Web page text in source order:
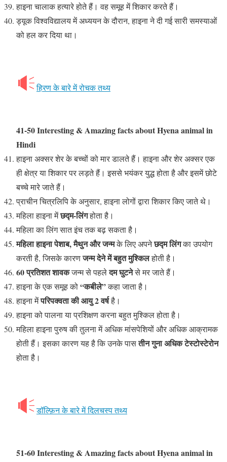
हाइना चालाक हत्यारे होते हैं। वह समूह में शिकार करते हैं।
ड्यूक विश्वविद्यालय में अध्ययन के दौरान, हाइना ने दी गई सारी समस्याओं
को हल कर दिया था।
हिरण के बारे में रोचक तथ्य
41-50 Interesting & Amazing facts about Hyena animalin
Hindi
हाइना अक्सर शेर के बच्चों को मार डालते हैं। हाइना और शेर अक्सर एक
ही क्षेत्र या शिकार पर लड़ते हैं। इससे भयंकर युद्ध होता है और इसमें छोटे
बच्चे मारे जाते हैं।
प्राचीन चित्रलिपि के अनुसार, हाइना लोगों द्वारा शिकार किए जाते थे।
महिला हाइना मेंछद्म-लिंगहोता है।
महिला का लिंग सात इंच तक बढ़ सकता है।
महिला हाइना पेशाब, मैथुन और जन्मके लिए अपनेछद्म लिंगका उपयोग
करती है, जिसके कारणजन्म देने में बहुत मुश्किलहोती है।
60 प्रतिशत शावकजन्म से पहलेदम घुटनेसे मर जाते हैं।
हाइना के एक समूह को“कबीले”कहा जाता है।
हाइना मेंपरिपक्वता की आयु 2 वर्षहै।
हाइना को पालना या प्रशिक्षण करना बहुत मुश्किल होता है।
महिला हाइना पुरुष की तुलना में अधिक मांसपेशियों और अधिक आक्रामक
होती हैं। इसका कारण यह है कि उनके पासतीन गुना अधिक टेस्टोस्टेरोन
होता है।
डॉल्फ़िन के बारे में दिलचस्प तथ्य
51-60 Interesting & Amazing facts about Hyena animalin